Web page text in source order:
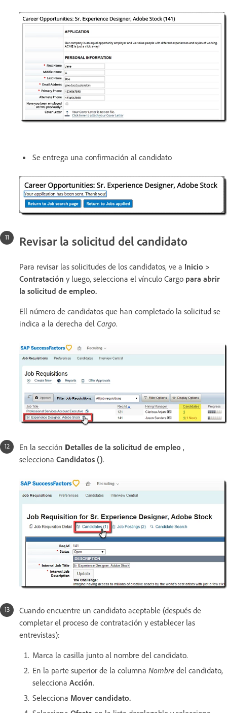
Se entrega una confirmación al candidato
Revisar la solicitud del candidato
Para revisar las solicitudes de los candidatos, ve a Inicio >
Contratación y luego, selecciona el vínculo Cargo para abrir
la solicitud de empleo.
Ell número de candidatos que han completado la solicitud se
indica a la derecha del Cargo.
En la sección Detalles de la solicitud de empleo ,
selecciona Candidatos ().
Cuando encuentre un candidato aceptable (después de
completar el proceso de contratación y establecer las
entrevistas):
Marca la casilla junto al nombre del candidato.
En la parte superior de la columna Nombre del candidato,
selecciona Acción.
Selecciona Mover candidato.